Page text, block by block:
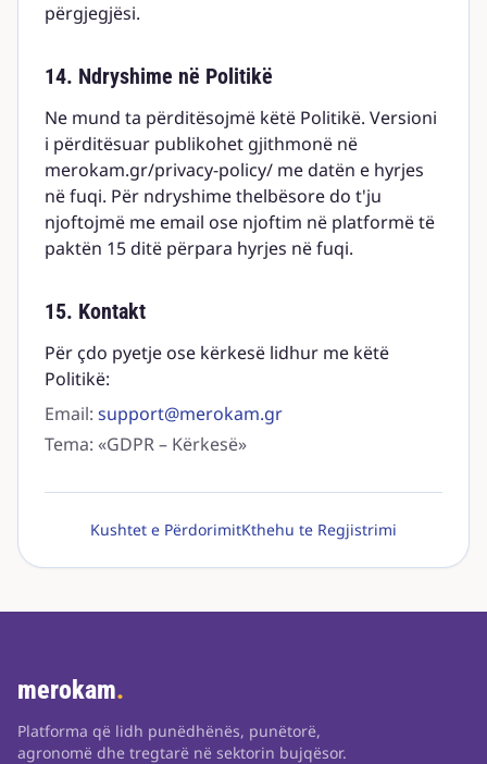
përgjegjësi.
14. Ndryshime në Politikë
Ne mund ta përditësojmë këtë Politikë. Versioni
i përditësuar publikohet gjithmonë në
merokam.gr/privacy-policy/ me datën e hyrjes
në fuqi. Për ndryshime thelbësore do t'ju
njoftojmë me email ose njoftim në platformë të
paktën 15 ditë përpara hyrjes në fuqi.
15. Kontakt
Për çdo pyetje ose kërkesë lidhur me këtë
Politikë:
Email: support@merokam.gr
Tema: «GDPR – Kërkesë»
Kushtet e PërdorimitKthehu te Regjistrimi
merokam.
Platforma që lidh punëdhënës, punëtorë,
agronomë dhe tregtarë në sektorin bujqësor.